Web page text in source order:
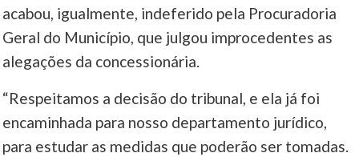
acabou, igualmente, indeferido pela Procuradoria
Geral do Município, que julgou improcedentes as
alegações da concessionária.
“Respeitamos a decisão do tribunal, e ela já foi
encaminhada para nosso departamento jurídico,
para estudar as medidas que poderão ser tomadas.